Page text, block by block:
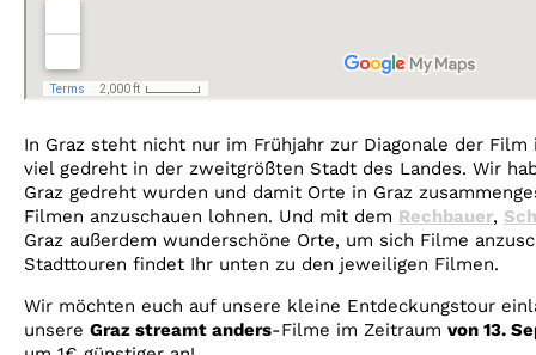
In Graz steht nicht nur im Frühjahr zur Diagonale der
viel gedreht in der zweitgrößten Stadt des Landes. Wir
Graz gedreht wurden und damit Orte in Graz
Filmen anzuschauen lohnen. Und mit dem Rechbauer,
Graz außerdem wunderschöne Orte, um sich Filme
Stadttouren findet Ihr unten zu den jeweiligen Filmen.
Wir möchten euch auf unsere kleine Entdeckungstour
unsere Graz streamt anders-Filme im Zeitraum von 13.